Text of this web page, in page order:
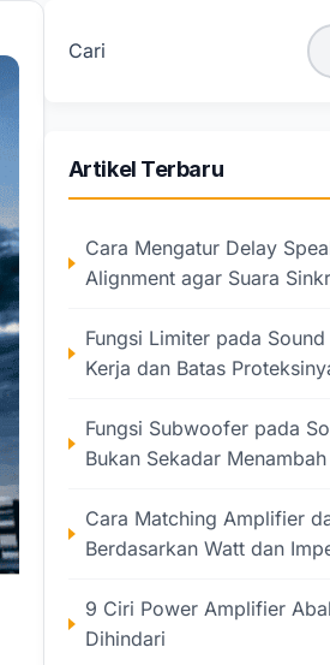
Cari
Artikel Terbaru
Cara Mengatur Delay
Alignment agar Suara
Fungsi Limiter pada
Kerja dan Batas
Fungsi Subwoofer pada
Bukan Sekadar Menambah
Cara Matching Amplifier
Berdasarkan Watt dan
9 Ciri Power Amplifier
Dihindari